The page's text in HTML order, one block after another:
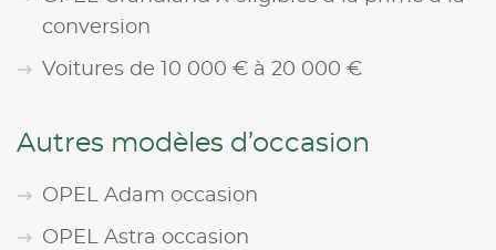
conversion
Voitures de 10 000 € à 20 000 €
Autres modèles d’occasion
OPEL Adam occasion
OPEL Astra occasion